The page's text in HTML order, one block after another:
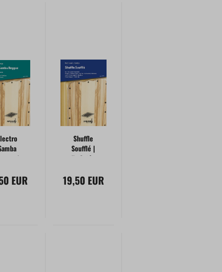
|
EUR
Shuffle
Soufflé |
für Cajón-
19,50 EUR